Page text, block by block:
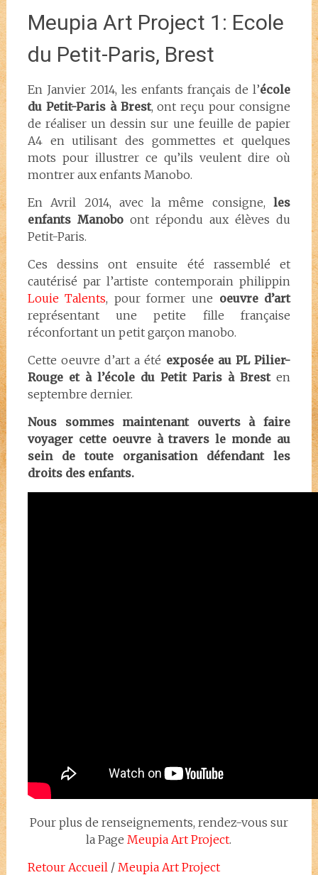
Meupia Art Project 1: Ecole
du Petit-Paris, Brest
En Janvier 2014, les enfants français de l’école
du Petit-Paris à Brest, ont reçu pour consigne
de réaliser un dessin sur une feuille de papier
A4 en utilisant des gommettes et quelques
mots pour illustrer ce qu’ils veulent dire où
montrer aux enfants Manobo.
En Avril 2014, avec la même consigne, les
enfants Manoboont répondu aux élèves du
Petit-Paris.
Ces dessins ont ensuite été rassemblé et
cautérisé par l’artiste contemporain philippin
Louie Talents, pour former une oeuvre d’art
représentant une petite fille française
réconfortant un petit garçon manobo.
Cette oeuvre d’art a été exposée au PL Pilier-
Rouge et à l’école du Petit Paris à Bresten
septembre dernier.
Nous sommes maintenant ouverts à faire
voyager cette oeuvre à travers le monde au
sein de toute organisation défendant les
droits des enfants.
Pour plus de renseignements, rendez-vous sur
la PageMeupia Art Project.
Retour Accueil/ Meupia Art Project